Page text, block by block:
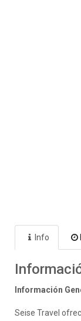
Info
Información
Seise Travel